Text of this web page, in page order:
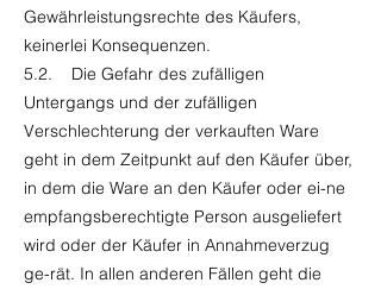
Gewährleistungsrechte des Käufers,
keinerlei Konsequenzen.
5.2. Die Gefahr des zufälligen
Untergangs und der zufälligen
Verschlechterung der verkauften Ware
geht in dem Zeitpunkt auf den Käufer über,
in dem die Ware an den Käufer oder ei-ne
empfangsberechtigte Person ausgeliefert
wird oder der Käufer in Annahmeverzug
ge-rät. In allen anderen Fällen geht die